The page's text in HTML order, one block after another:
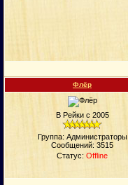
Флёр
В Рейки с 2005
Группа: Администраторы
Сообщений: 3515
Статус: Offline